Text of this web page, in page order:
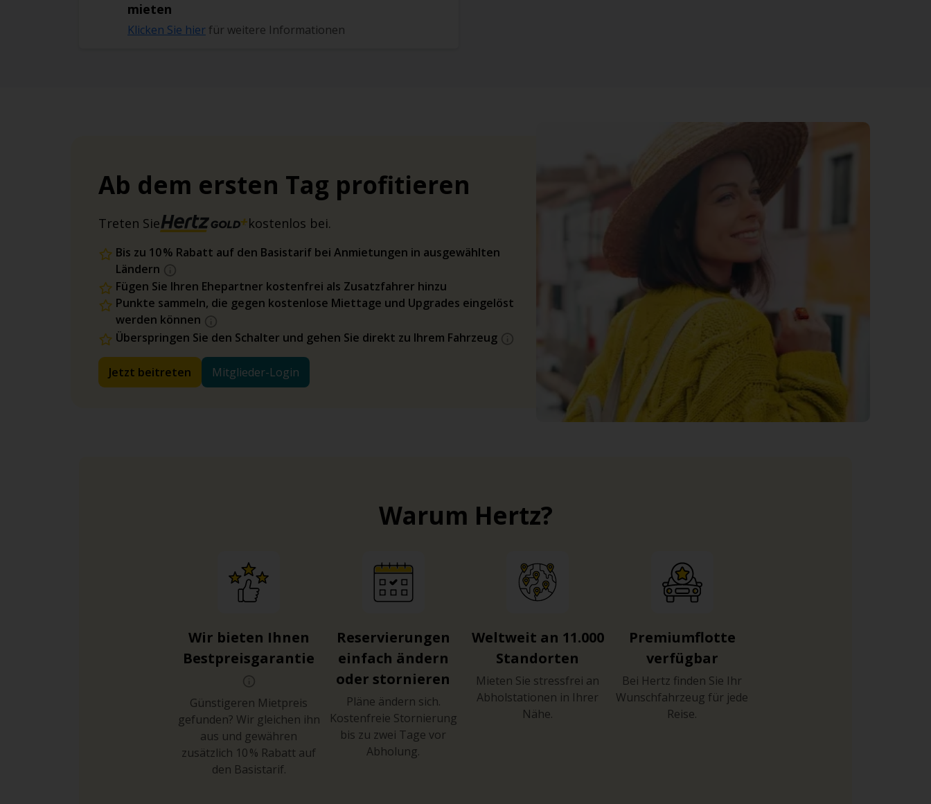
mieten
Klicken Sie hier für weitere Informationen
Ab dem ersten Tag profitieren
Treten Sie kostenlos bei.
Bis zu 10 % Rabatt auf den Basistarif bei Anmietungen in ausgewählten
Ländern
Fügen Sie Ihren Ehepartner kostenfrei als Zusatzfahrer hinzu
Punkte sammeln, die gegen kostenlose Miettage und Upgrades eingelöst
werden können
Überspringen Sie den Schalter und gehen Sie direkt zu Ihrem Fahrzeug
Jetzt beitreten Mitglieder-Login
Warum Hertz?
Wir bieten Ihnen
Bestpreisgarantie
Günstigeren Mietpreis
gefunden? Wir gleichen ihn
aus und gewähren
zusätzlich 10 % Rabatt auf
den Basistarif.
Reservierungen
einfach ändern
oder stornieren
Pläne ändern sich.
Kostenfreie Stornierung
bis zu zwei Tage vor
Abholung.
Weltweit an 11.000
Standorten
Mieten Sie stressfrei an
Abholstationen in Ihrer
Nähe.
Premiumflotte
verfügbar
Bei Hertz finden Sie Ihr
Wunschfahrzeug für jede
Reise.